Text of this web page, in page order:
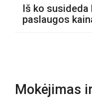
Iš ko susideda
paslaugos
Mokėjimas